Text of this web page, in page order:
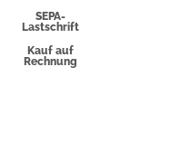
SEPA-
Lastschrift
Kauf auf
Rechnung